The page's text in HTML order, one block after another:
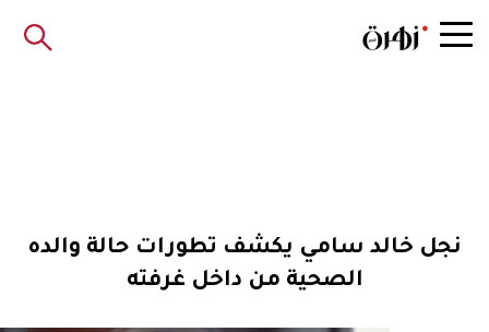
نجل خالد سامي يكشف تطورات حالة والده
الصحية من داخل غرفته